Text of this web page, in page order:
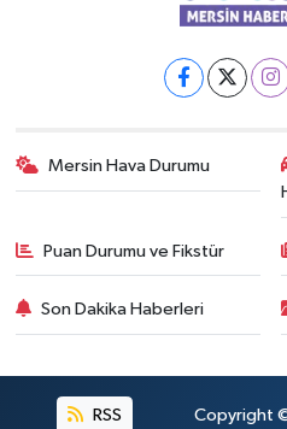
Mersin Hava Durumu
Puan Durumu ve Fikstür
Son Dakika Haberleri
RSS Copyright ©